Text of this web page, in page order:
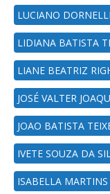
LUCIANO
LIDIANA BATISTA
LIANE BEATRIZ
JOSÉ VALTER
JOAO BATISTA
IVETE SOUZA DA
ISABELLA